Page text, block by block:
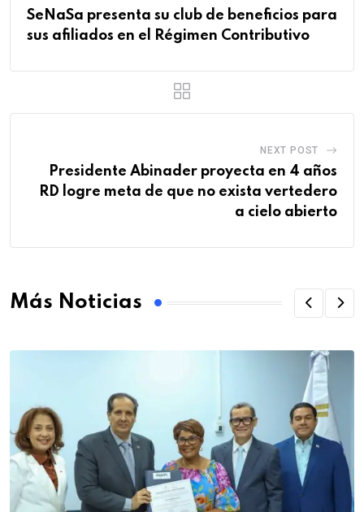
SeNaSa presenta su club de beneficios para
sus afiliados en el Régimen Contributivo
NEXT POST
Presidente Abinader proyecta en 4 años
RD logre meta de que no exista vertedero
a cielo abierto
Más Noticias